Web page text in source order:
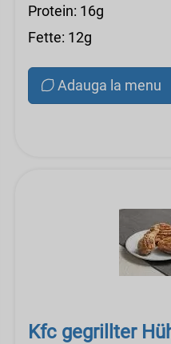
Protein: 16g
Fette: 12g
Adauga la menu
Kfc gegrillter